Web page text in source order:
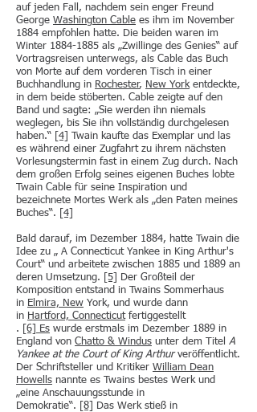
auf jeden Fall, nachdem sein enger Freund
George Washington Cable es ihm im November
1884 empfohlen hatte. Die beiden waren im
Winter 1884-1885 als „Zwillinge des Genies“ auf
Vortragsreisen unterwegs, als Cable das Buch
von Morte auf dem vorderen Tisch in einer
Buchhandlung in Rochester, New Yorkentdeckte,
in dem beide stöberten. Cable zeigte auf den
Band und sagte: „Sie werden ihn niemals
weglegen, bis Sie ihn vollständig durchgelesen
haben.“
[4]
Twain kaufte das Exemplar und las
es während einer Zugfahrt zu ihrem nächsten
Vorlesungstermin fast in einem Zug durch. Nach
dem großen Erfolg seines eigenen Buches lobte
Twain Cable für seine Inspiration und
bezeichnete Mortes Werk als „den Paten meines
Buches“.
[4]
Bald darauf, im Dezember 1884, hatte Twain die
Idee zu „ A Connecticut Yankee in King Arthur's
Court“ und arbeitete zwischen 1885 und 1889 an
deren Umsetzung.
[5]
Der Großteil der
Komposition entstand in Twains Sommerhaus
in Elmira, New York, und wurde dann
in Hartford, Connecticutfertiggestellt
.
[6] Es wurde erstmals im Dezember 1889 in
England von Chatto & Windus unter dem Titel A
Yankee at the Court of King Arthurveröffentlicht.
Der Schriftsteller und Kritiker William Dean
Howells nannte es Twains bestes Werk und
„eine Anschauungsstunde in
Demokratie“.
[8]
Das Werk stieß in